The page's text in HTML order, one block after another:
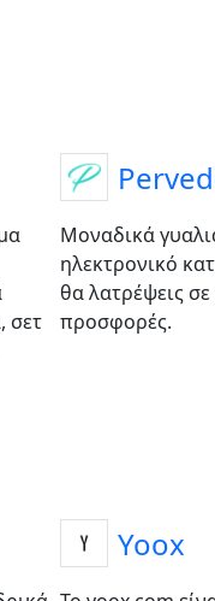
σετ
Μοναδικά
ηλεκτρονικό
θα λατρέψεις σε
προσφορές.
Yoox